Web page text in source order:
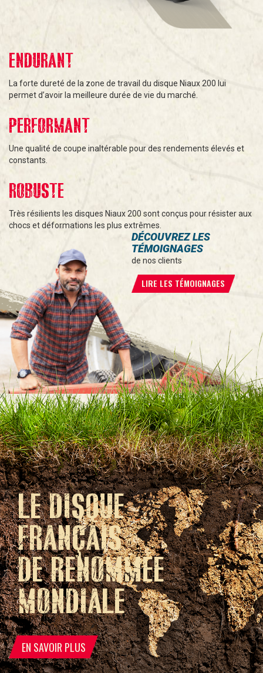
ENDURANT
La forte dureté de la zone de travail du disque Niaux 200 lui
permet d’avoir la meilleure durée de vie du marché.
PERFORMANT
Une qualité de coupe inaltérable pour des rendements élevés et
constants.
ROBUSTE
Très résilients les disques Niaux 200 sont conçus pour résister aux
chocs et déformations les plus extrêmes.
DÉCOUVREZ LES
TÉMOIGNAGES
de nos clients
LIRE LES TÉMOIGNAGES
LE DISQUE
FRANÇAIS
DE RENOMMÉE
MONDIALE
EN SAVOIR PLUS